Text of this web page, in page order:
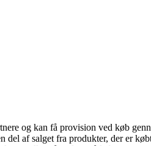
og kan få provision ved køb
af salget fra produkter, der er